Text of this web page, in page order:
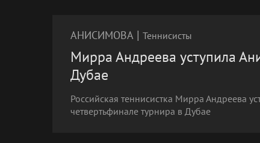
АНИСИМОВА | Теннисисты
Мирра Андреева уступила
Дубае
Российская теннисистка Мирра Андреева
четвертьфинале турнира в Дубае